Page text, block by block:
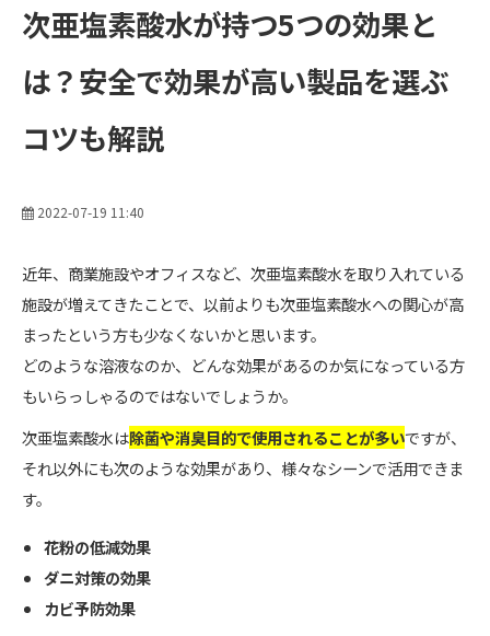
次亜塩素酸水が持つ5つの効果と
は？安全で効果が高い製品を選ぶ
コツも解説
2022-07-19 11:40
近年、商業施設やオフィスなど、次亜塩素酸水を取り入れている
施設が増えてきたことで、以前よりも次亜塩素酸水への関心が高
まったという方も少なくないかと思います。
どのような溶液なのか、どんな効果があるのか気になっている方
もいらっしゃるのではないでしょうか。
次亜塩素酸水は除菌や消臭目的で使用されることが多いですが、
それ以外にも次のような効果があり、様々なシーンで活用できま
す。
花粉の低減効果
ダニ対策の効果
カビ予防効果